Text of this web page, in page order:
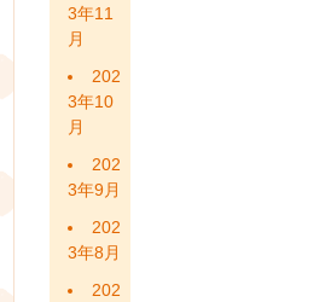
3年11
月
202
3年10
月
202
3年9月
202
3年8月
202